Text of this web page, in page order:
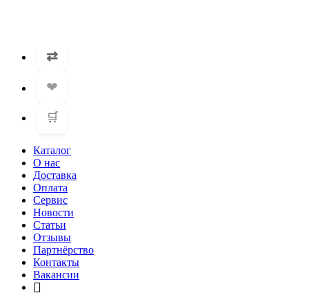
⇄
❤
🛒
Каталог
О нас
Доставка
Оплата
Сервис
Новости
Статьи
Отзывы
Партнёрство
Контакты
Вакансии